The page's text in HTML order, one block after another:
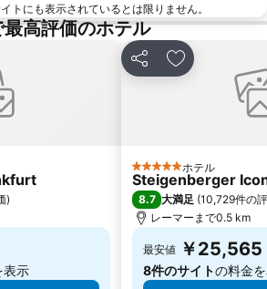
Kurhaus
Schierstein
Weihnachtsmarkt
トにも表示されているとは限りません。
高評価のホテル
加
)
表示
シェア お気に入りに
5 ホテルのランク
ホテル
Steigenberger
8.7 大満足 (10,729件の
レーマーまで0.5 km
最安値 ￥25,565
8件のサイトの料金